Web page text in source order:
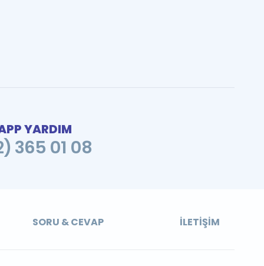
YARDIM
365 01 08
SORU & CEVAP İLETIŞIM